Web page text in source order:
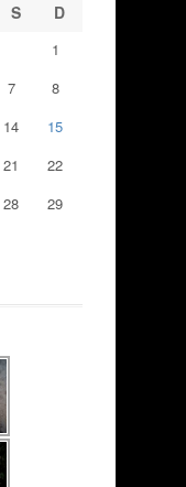
S D
1
7
8
14
15
21
22
28
29